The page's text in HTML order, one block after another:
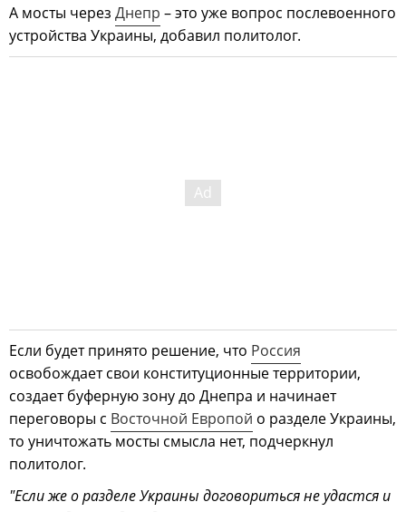
А мосты через Днепр – это уже вопрос послевоенного
устройства Украины, добавил политолог.
Если будет принято решение, что Россия
освобождает свои конституционные территории,
создает буферную зону до Днепра и начинает
переговоры с Восточной Европой о разделе Украины,
то уничтожать мосты смысла нет, подчеркнул
политолог.
"Если же о разделе Украины договориться не удастся и